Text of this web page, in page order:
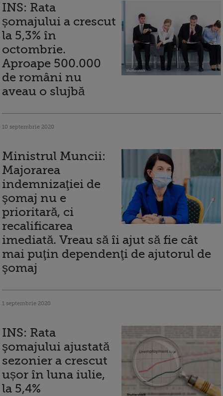
INS: Rata
șomajului a crescut
la 5,3% în
octombrie.
Aproape 500.000
de români nu
aveau o slujbă
10 septembrie 2020
Ministrul Muncii:
Majorarea
indemnizaţiei de
şomaj nu e
prioritară, ci
recalificarea
imediată. Vreau să îi ajut să fie cât
mai puţin dependenţi de ajutorul de
şomaj
1 septembrie 2020
INS: Rata
şomajului ajustată
sezonier a crescut
ușor în luna iulie,
la 5,4%